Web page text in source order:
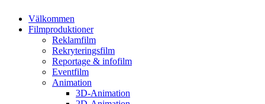
Välkommen
Filmproduktioner
Reklamfilm
Rekryteringsfilm
Reportage & infofilm
Eventfilm
Animation
3D-Animation